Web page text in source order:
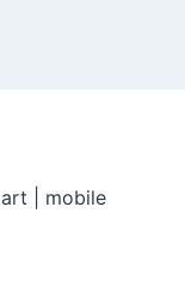
| mobile